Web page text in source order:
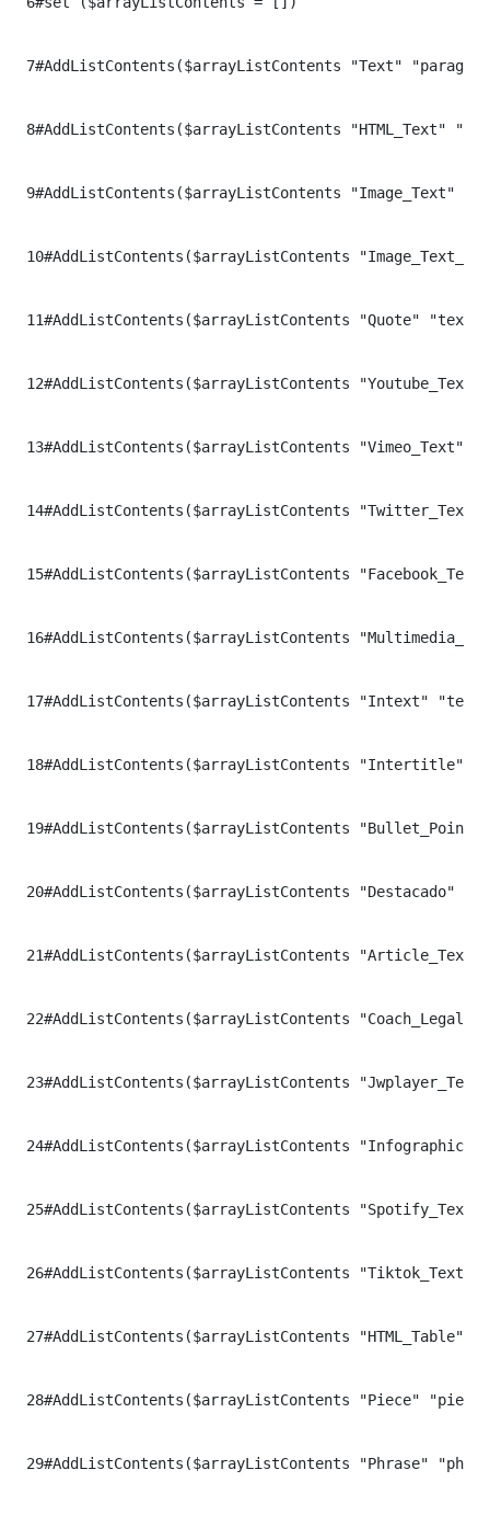
7#AddListContents($arrayListContents "Text"
8#AddListContents($arrayListContents "HTML_Text"
9#AddListContents($arrayListContents "Image_Text"
10#AddListContents($arrayListContents
11#AddListContents($arrayListContents "Quote"
12#AddListContents($arrayListContents
13#AddListContents($arrayListContents "Vimeo_Text"
14#AddListContents($arrayListContents
15#AddListContents($arrayListContents
16#AddListContents($arrayListContents
17#AddListContents($arrayListContents "Intext"
18#AddListContents($arrayListContents
19#AddListContents($arrayListContents
20#AddListContents($arrayListContents "Destacado"
21#AddListContents($arrayListContents
22#AddListContents($arrayListContents
23#AddListContents($arrayListContents
24#AddListContents($arrayListContents
25#AddListContents($arrayListContents
26#AddListContents($arrayListContents
27#AddListContents($arrayListContents
28#AddListContents($arrayListContents "Piece"
29#AddListContents($arrayListContents "Phrase"